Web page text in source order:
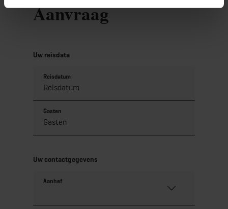
Aanvraag
Uw reisdata
Reisdatum
Gasten
Uw contactgegevens
Aanhef